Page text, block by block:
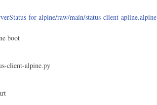
for-alpine/raw/main/status-client-apline.alpine
boot
client-alpine.py